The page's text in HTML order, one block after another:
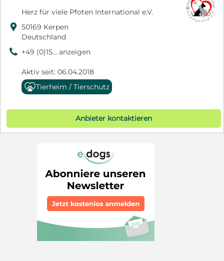
Herz für viele Pfoten International e.V.
 50169 Kerpen
Deutschland
9 +49 (0)15... anzeigen
Aktiv seit: 06.04.2018
Tierheim / Tierschutz
Anbieter kontaktieren